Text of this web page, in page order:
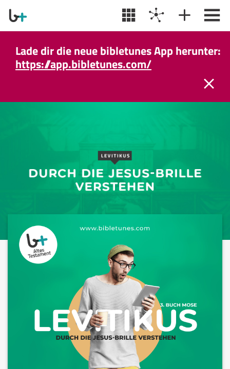
Lade dir die neue bibletunes App herunter:
https://app.bibletunes.com/